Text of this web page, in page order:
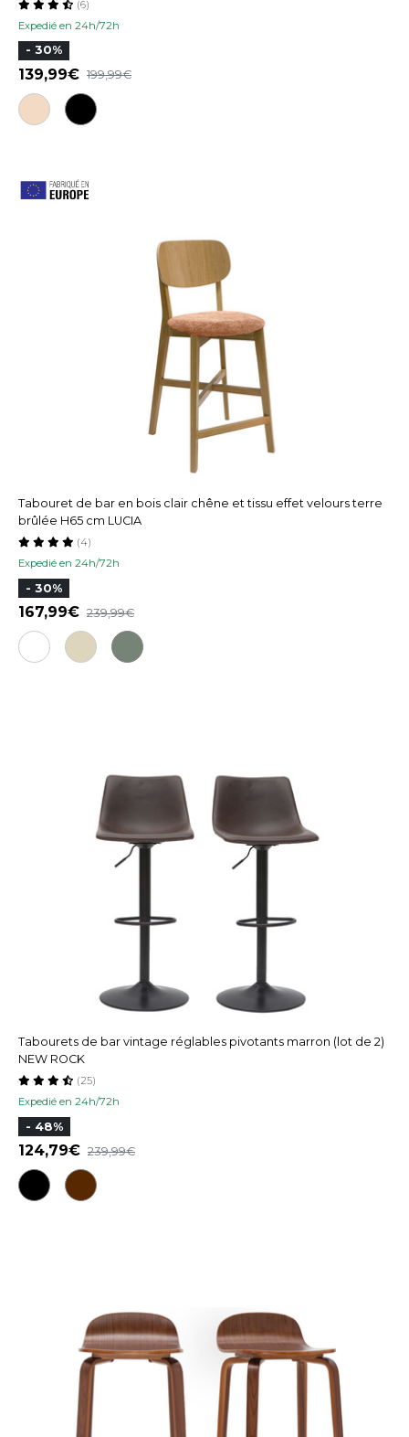
Expedié en 24h/72h
(6)
- 30%
139,99 199,99
Tabouret de bar en bois clair chêne et tissu effet velours terre
brûlée H65 cm LUCIA
Expedié en 24h/72h
(4)
- 30%
167,99 239,99
Tabourets de bar vintage réglables pivotants marron (lot de 2)
NEW ROCK
Expedié en 24h/72h
(25)
- 48%
124,79 239,99